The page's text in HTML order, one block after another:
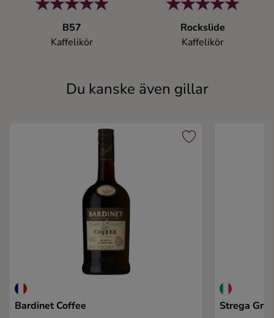
B57
Kaffelikör
Rockslide
Kaffelikör
Du kanske även gillar
Bardinet Coffee Strega